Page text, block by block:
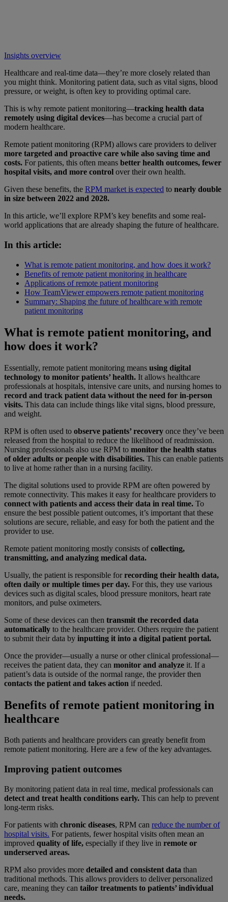
Insights overview
Healthcare and real-time data—they’re more closely related than
you might think. Monitoring patient data, such as vital signs, blood
pressure, or weight, is often key to providing optimal care.
This is why remote patient monitoring—tracking health data
remotely using digital devices—has become a crucial part of
modern healthcare.
Remote patient monitoring (RPM) allows care providers to deliver
more targeted and proactive care while also saving time and
costs. For patients, this often means better health outcomes, fewer
hospital visits, and more control over their own health.
Given these benefits, the RPM market is expected to nearly double
in size between 2022 and 2028.
In this article, we’ll explore RPM’s key benefits and some real-
world applications that are already shaping the future of healthcare.
In this article:
What is remote patient monitoring, and how does it work?
Benefits of remote patient monitoring in healthcare
Applications of remote patient monitoring
How TeamViewer empowers remote patient monitoring
Summary: Shaping the future of healthcare with remote
patient monitoring
What is remote patient monitoring, and
how does it work?
Essentially, remote patient monitoring means using digital
technology to monitor patients’ health. It allows healthcare
professionals at hospitals, intensive care units, and nursing homes to
record and track patient data without the need for in-person
visits. This data can include things like vital signs, blood pressure,
and weight.
RPM is often used to observe patients’ recovery once they’ve been
released from the hospital to reduce the likelihood of readmission.
Nursing professionals also use RPM to monitor the health status
of older adults or people with disabilities. This can enable patients
to live at home rather than in a nursing facility.
The digital solutions used to provide RPM are often powered by
remote connectivity. This makes it easy for healthcare providers to
connect with patients and access their data in real time. To
ensure the best possible patient outcomes, it’s important that these
solutions are secure, reliable, and easy for both the patient and the
provider to use.
Remote patient monitoring mostly consists ofcollecting,
transmitting, and analyzing medical data.
Usually, the patient is responsible forrecording their health data,
often daily or multiple times per day. For this, they use various
devices such as digital scales, blood pressure monitors, heart rate
monitors, and pulse oximeters.
Some of these devices can then transmit the recorded data
automatically to the healthcare provider. Others require the patient
to submit their data by inputting it into a digital patient portal.
Once the provider—usually a nurse or other clinical professional—
receives the patient data, they can monitor and analyze it. If a
patient’s data is outside of the normal range, the provider then
contacts the patient and takes action if needed.
Benefits of remote patient monitoring in
healthcare
Both patients and healthcare providers can greatly benefit from
remote patient monitoring. Here are a few of the key advantages.
Improving patient outcomes
By monitoring patient data in real time, medical professionals can
detect and treat health conditions early. This can help to prevent
long-term risks.
For patients with chronic diseases, RPM can reduce the number of
hospital visits. For patients, fewer hospital visits often mean an
improved quality of life, especially if they live in remote or
underserved areas.
RPM also provides more detailed and consistent data than
traditional methods. This allows providers to deliver personalized
care, meaning they can tailor treatments to patients’ individual
needs.